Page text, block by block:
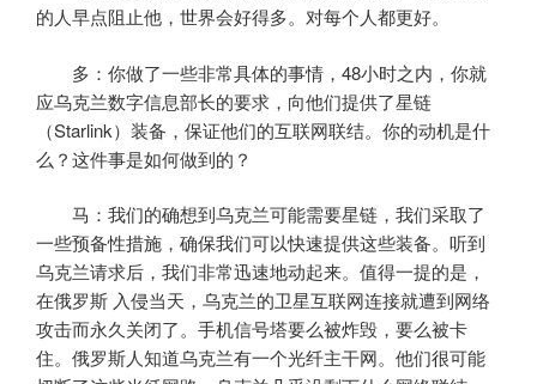
的人早点阻止他，世界会好得多。对每个人都更好。
多：你做了一些非常具体的事情，48小时之内，你就
应乌克兰数字信息部长的要求，向他们提供了星链
（Starlink）装备，保证他们的互联网联结。你的动机是什
么？这件事是如何做到的？
马：我们的确想到乌克兰可能需要星链，我们采取了
一些预备性措施，确保我们可以快速提供这些装备。听到
乌克兰请求后，我们非常迅速地动起来。值得一提的是，
在俄罗斯 入侵当天，乌克兰的卫星互联网连接就遭到网络
攻击而永久关闭了。手机信号塔要么被炸毁，要么被卡
住。俄罗斯人知道乌克兰有一个光纤主干网。他们很可能